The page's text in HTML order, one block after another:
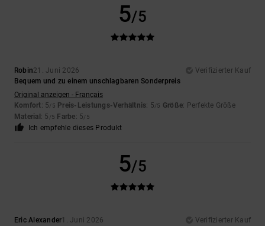
5/5
Robin21. Juni 2026
Verifizierter Kauf
Bequem und zu einem unschlagbaren Sonderpreis
Original anzeigen - Français
Komfort: 5/5 Preis-Leistungs-Verhältnis: 5/5 Größe: Perfekte Größe
Material : 5 /5 Farbe: 5/5
Ich empfehle dieses Produkt
5/5
Eric Alexander1. Juni 2026
Verifizierter Kauf